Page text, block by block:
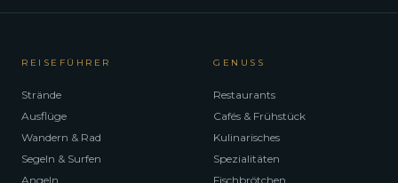
REISEFÜHRER
Strände
Ausflüge
Wandern & Rad
Segeln & Surfen
Angeln
GENUSS
Restaurants
Cafés & Frühstück
Kulinarisches
Spezialitäten
Fischbrötchen